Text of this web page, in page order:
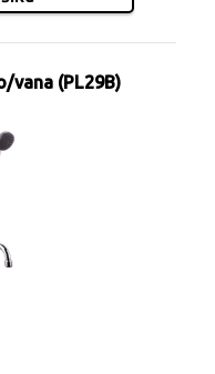
vana (PL29B)